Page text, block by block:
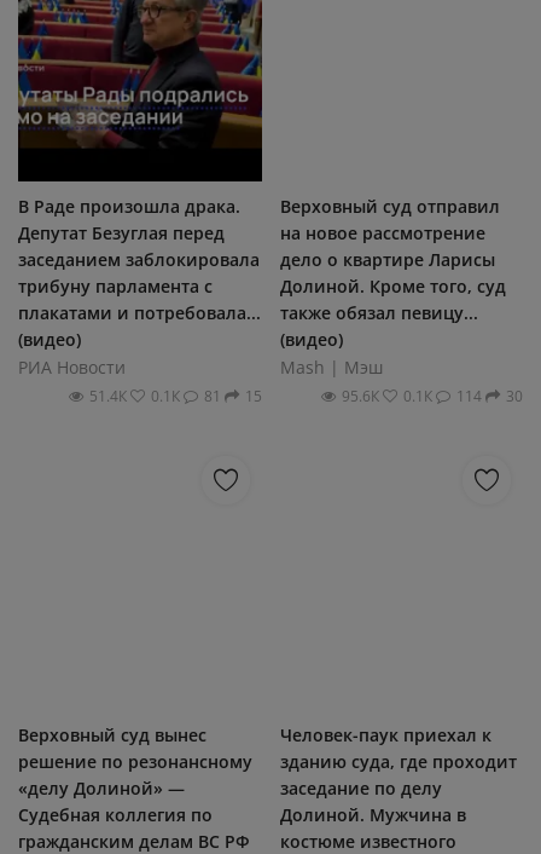
В Раде произошла драка.
Депутат Безуглая перед
заседанием заблокировала
трибуну парламента с
плакатами и потребовала...
(видео)
РИА Новости
51.4К 0.1К 81 15
Верховный суд отправил
на новое рассмотрение
дело о квартире Ларисы
Долиной. Кроме того, суд
также обязал певицу...
(видео)
Mash | Мэш
95.6К 0.1К 114 30
Верховный суд вынес
решение по резонансному
«делу Долиной» —
Судебная коллегия по
гражданским делам ВС РФ
Человек-паук приехал к
зданию суда, где проходит
заседание по делу
Долиной. Мужчина в
костюме известного